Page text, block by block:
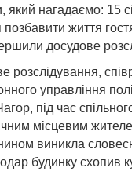
який нагадаємо: 15
позбавити життя
досудове
розслідування,
управління
під час
місцевим
виникла
будинку схопив